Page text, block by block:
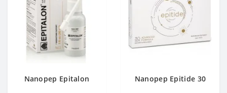
Nanopep Epitalon Nanopep Epitide 30